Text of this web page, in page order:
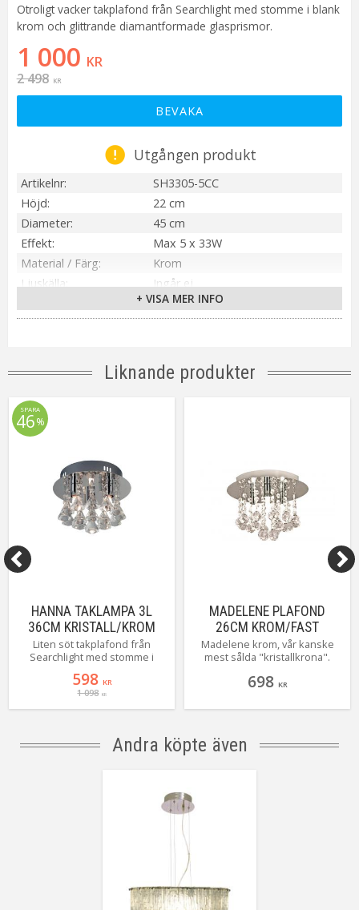
Otroligt vacker takplafond från Searchlight med stomme i blank
krom och glittrande diamantformade glasprismor.
Nedsatt pris:
1 000 KR
Ordinarie pris:
2 498 KR
BEVAKA
Utgången produkt
Artikelnr
SH3305-5CC
Höjd
22 cm
Diameter
45 cm
Effekt
Max 5 x 33W
Material / Färg
Krom
Ljuskälla
Ingår ej
G9
Montering
På takkrok
+ VISA MER INFO
Liknande produkter
HANNA TAKLAMPA 3L
36CM KRISTALL/KROM
Liten söt takplafond från
Searchlight med stomme i
diamantformade glasprismor.
598 KR
1 098 KR
SPARA
46%
MADELENE PLAFOND
26CM KROM/FAST
INSTALLATION
Madelene krom, vår kanske
mest sålda "kristallkrona".
fint sken genom
även i krom/lila och mässing.
kommer närmre taket men hon
698 KR
Andra köpte även